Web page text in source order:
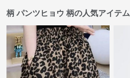
柄 パンツヒョウ 柄の人気アイテム